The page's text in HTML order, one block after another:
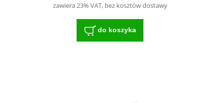
zawiera 23% VAT, bez kosztów dostawy
do koszyka